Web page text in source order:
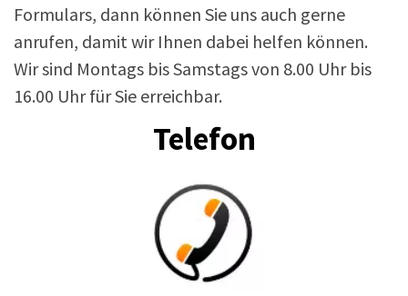
Formulars, dann können Sie uns auch gerne
anrufen, damit wir Ihnen dabei helfen können.
Wir sind Montags bis Samstags von 8.00 Uhr bis
16.00 Uhr für Sie erreichbar.
Telefon